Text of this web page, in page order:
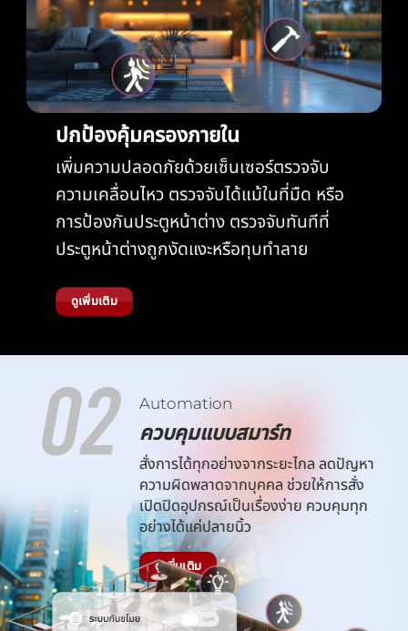
ปกป้องคุ้มครองภายใน
เพิ่มความปลอดภัยด้วยเซ็นเซอร์ตรวจจับ
ความเคลื่อนไหว ตรวจจับได้แม้ในที่มืด หรือ
การป้องกันประตูหน้าต่าง ตรวจจับทันทีที่
ประตูหน้าต่างถูกงัดแงะหรือทุบทำลาย
ดูเพิ่มเติม
Automation
ควบคุมแบบสมาร์ท
สั่งการได้ทุกอย่างจากระยะไกล ลดปัญหา
ความผิดพลาดจากบุคคล ช่วยให้การสั่ง
เปิดปิดอุปกรณ์เป็นเรื่องง่าย ควบคุมทุก
อย่างได้แค่ปลายนิ้ว
ดูเพิ่มเติม